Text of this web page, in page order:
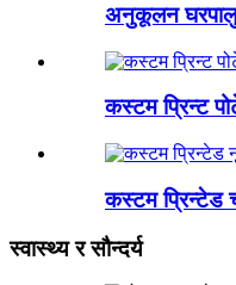
अनुकूलन
कस्टम प्रिन्ट
कस्टम प्रिन्टेड
स्वास्थ्य र सौन्दर्य